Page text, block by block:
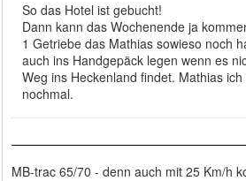
So das Hotel ist gebucht!
Dann kann das Wochenende ja
1 Getriebe das Mathias sowieso noch
auch ins Handgepäck legen wenn es
Weg ins Heckenland findet. Mathias
nochmal.
MB-trac 65/70 - denn auch mit 25 Km/h